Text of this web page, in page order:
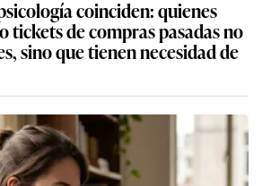
coinciden: quienes
tickets de compras pasadas no
sino que tienen necesidad de